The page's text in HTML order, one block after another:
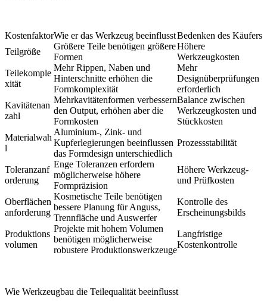
KostenfaktorWie er das Werkzeug beeinflusstBedenken des Käufers
Teilgröße
Größere Teile benötigen größere
Formen
Höhere
Werkzeugkosten
Teilekomple
xität
Mehr Rippen, Naben und
Hinterschnitte erhöhen die
Formkomplexität
Mehr
Designüberprüfungen
erforderlich
Kavitätenan
zahl
Mehrkavitätenformen verbessern
den Output, erhöhen aber die
Formkosten
Balance zwischen
Werkzeugkosten und
Stückkosten
Materialwah
l
Aluminium-, Zink- und
Kupferlegierungen beeinflussen
das Formdesign unterschiedlich
Prozessstabilität
Toleranzanf
orderung
Enge Toleranzen erfordern
möglicherweise höhere
Formpräzision
Höhere Werkzeug-
und Prüfkosten
Oberflächen
anforderung
Kosmetische Teile benötigen
bessere Planung für Anguss,
Trennfläche und Auswerfer
Kontrolle des
Erscheinungsbilds
Produktions
volumen
Projekte mit hohem Volumen
benötigen möglicherweise
robustere Produktionswerkzeuge
Langfristige
Kostenkontrolle
Wie Werkzeugbau die Teilequalität beeinflusst